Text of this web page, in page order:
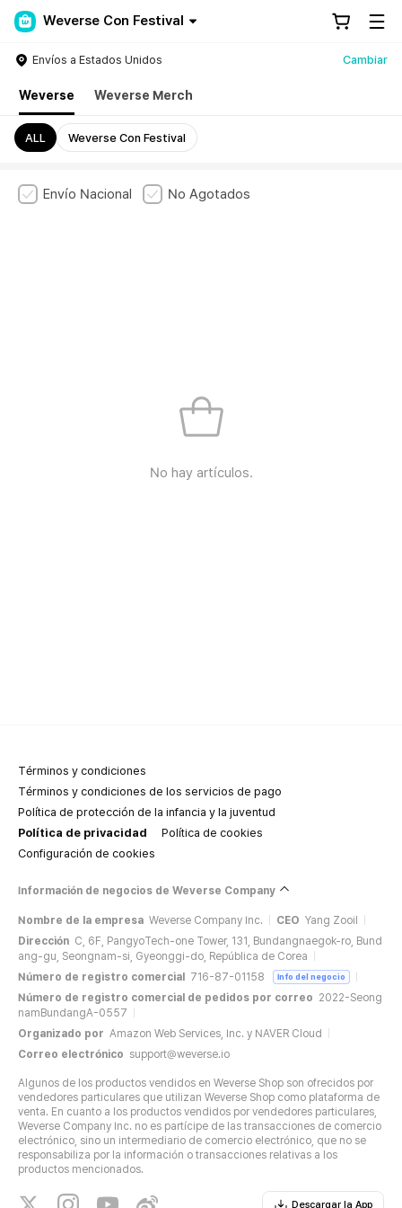
Weverse Con Festival
Envíos a Estados Unidos Cambiar
Weverse Weverse Merch
ALL Weverse Con Festival
Envío Nacional No Agotados
No hay artículos.
Términos y condiciones
Términos y condiciones de los servicios de pago
Política de protección de la infancia y la juventud
Política de privacidad
Política de cookies
Configuración de cookies
Información de negocios de Weverse Company
Nombre de la empresa Weverse Company Inc. CEO Yang Zooil
Dirección C, 6F, PangyoTech-one Tower, 131, Bundangnaegok-ro, Bund
ang-gu, Seongnam-si, Gyeonggi-do, República de Corea
Número de registro comercial
716-87-01158 Info del negocio
Número de registro comercial de pedidos por correo 2022-Seong
namBundangA-0557
Organizado por Amazon Web Services, Inc. y NAVER Cloud
Correo electrónico support@weverse.io
Algunos de los productos vendidos en Weverse Shop son ofrecidos por
vendedores particulares que utilizan Weverse Shop como plataforma de
venta. En cuanto a los productos vendidos por vendedores particulares,
Weverse Company Inc. no es partícipe de las transacciones de comercio
electrónico, sino un intermediario de comercio electrónico, que no se
responsabiliza por la información o transacciones relativas a los
productos mencionados.
Descargar la App